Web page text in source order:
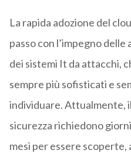
La rapida adozione del
passo con l’impegno
dei sistemi It da attacchi,
sempre più sofisticati e
individuare. Attualmente,
sicurezza richiedono
mesi per essere scoperte,